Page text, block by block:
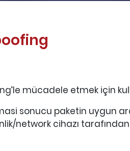
mücadele etmek için
sonucu paketin uygun
network cihazı